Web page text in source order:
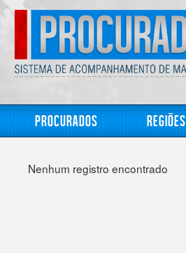
Procurados Regiões
Nenhum registro encontrado